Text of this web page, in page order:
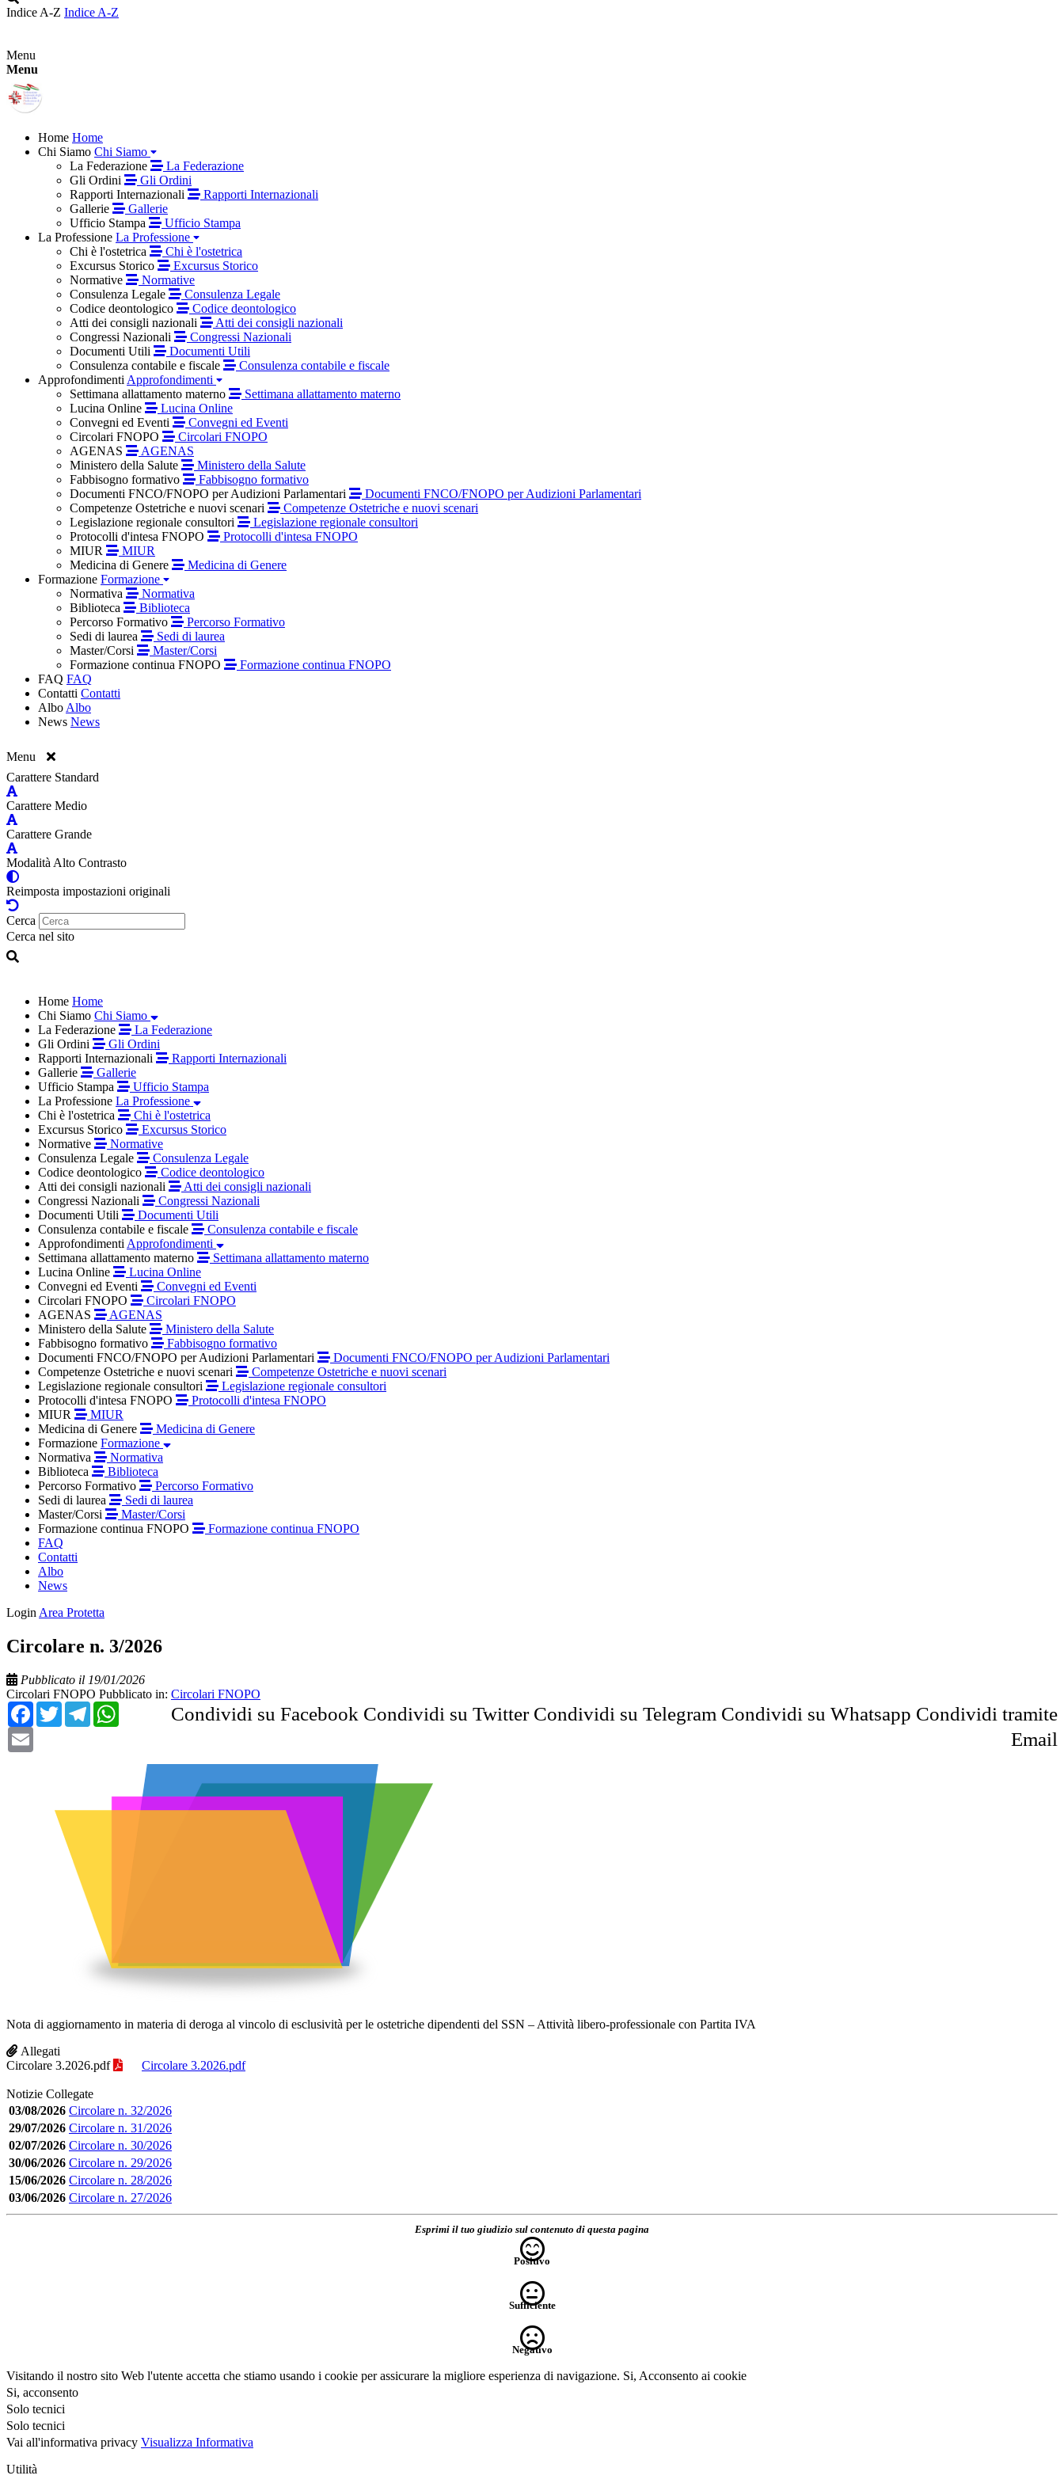
Indice A-Z Indice A-Z
Menu
Menu
Home Home
Chi Siamo Chi Siamo
La Federazione
La Federazione
Gli Ordini
Gli Ordini
Rapporti Internazionali
Rapporti Internazionali
Gallerie
Gallerie
Ufficio Stampa
Ufficio Stampa
La Professione La Professione
Chi è l'ostetrica
Chi è l'ostetrica
Excursus Storico
Excursus Storico
Normative
Normative
Consulenza Legale
Consulenza Legale
Codice deontologico
Codice deontologico
Atti dei consigli nazionali
Atti dei consigli nazionali
Congressi Nazionali
Congressi Nazionali
Documenti Utili
Documenti Utili
Consulenza contabile e fiscale
Consulenza contabile e fiscale
Approfondimenti Approfondimenti
Settimana allattamento materno
Settimana allattamento materno
Lucina Online
Lucina Online
Convegni ed Eventi
Convegni ed Eventi
Circolari FNOPO
Circolari FNOPO
AGENAS
AGENAS
Ministero della Salute
Ministero della Salute
Fabbisogno formativo
Fabbisogno formativo
Documenti FNCO/FNOPO per Audizioni Parlamentari
Documenti FNCO/FNOPO per Audizioni Parlamentari
Competenze Ostetriche e nuovi scenari
Competenze Ostetriche e nuovi scenari
Legislazione regionale consultori
Legislazione regionale consultori
Protocolli d'intesa FNOPO
Protocolli d'intesa FNOPO
MIUR
MIUR
Medicina di Genere
Medicina di Genere
Formazione Formazione
Normativa
Normativa
Biblioteca
Biblioteca
Percorso Formativo
Percorso Formativo
Sedi di laurea
Sedi di laurea
Master/Corsi
Master/Corsi
Formazione continua FNOPO
Formazione continua FNOPO
FAQ FAQ
Contatti Contatti
Albo Albo
News News
Menu
Carattere Standard
Carattere Medio
Carattere Grande
Modalità Alto Contrasto
Reimposta impostazioni originali
Cerca
Cerca nel sito
Home Home
Chi Siamo Chi Siamo
La Federazione
La Federazione
Gli Ordini
Gli Ordini
Rapporti Internazionali
Rapporti Internazionali
Gallerie
Gallerie
Ufficio Stampa
Ufficio Stampa
La Professione La Professione
Chi è l'ostetrica
Chi è l'ostetrica
Excursus Storico
Excursus Storico
Normative
Normative
Consulenza Legale
Consulenza Legale
Codice deontologico
Codice deontologico
Atti dei consigli nazionali
Atti dei consigli nazionali
Congressi Nazionali
Congressi Nazionali
Documenti Utili
Documenti Utili
Consulenza contabile e fiscale
Consulenza contabile e fiscale
Approfondimenti Approfondimenti
Settimana allattamento materno
Settimana allattamento materno
Lucina Online
Lucina Online
Convegni ed Eventi
Convegni ed Eventi
Circolari FNOPO
Circolari FNOPO
AGENAS
AGENAS
Ministero della Salute
Ministero della Salute
Fabbisogno formativo
Fabbisogno formativo
Documenti FNCO/FNOPO per Audizioni Parlamentari
Documenti FNCO/FNOPO per Audizioni Parlamentari
Competenze Ostetriche e nuovi scenari
Competenze Ostetriche e nuovi scenari
Legislazione regionale consultori
Legislazione regionale consultori
Protocolli d'intesa FNOPO
Protocolli d'intesa FNOPO
MIUR
MIUR
Medicina di Genere
Medicina di Genere
Formazione Formazione
Normativa
Normativa
Biblioteca
Biblioteca
Percorso Formativo
Percorso Formativo
Sedi di laurea
Sedi di laurea
Master/Corsi
Master/Corsi
Formazione continua FNOPO
Formazione continua FNOPO
FAQ
Contatti
Albo
News
Login Area Protetta
Circolare n. 3/2026
Pubblicato il 19/01/2026
Circolari FNOPO Pubblicato in: Circolari FNOPO
Condividi su Facebook
Facebook Condividi su Twitter
Twitter Condividi su Telegram
Telegram Condividi su Whatsapp
WhatsApp
Condividi tramite
Email
Email
Nota di aggiornamento in materia di deroga al vincolo di esclusività per le ostetriche dipendenti del SSN – Attività libero-professionale con Partita IVA
Allegati
Circolare 3.2026.pdf
Circolare 3.2026.pdf
Notizie Collegate
03/08/2026 Circolare n. 32/2026
29/07/2026 Circolare n. 31/2026
02/07/2026 Circolare n. 30/2026
30/06/2026 Circolare n. 29/2026
15/06/2026 Circolare n. 28/2026
03/06/2026 Circolare n. 27/2026
Esprimi il tuo giudizio sul contenuto di questa pagina
Positivo
Sufficiente
Negativo
Visitando il nostro sito Web l'utente accetta che stiamo usando i cookie per assicurare la migliore esperienza di navigazione. Si, Acconsento ai cookie
Si, acconsento
Solo tecnici
Solo tecnici
Vai all'informativa privacy Visualizza Informativa
Utilità